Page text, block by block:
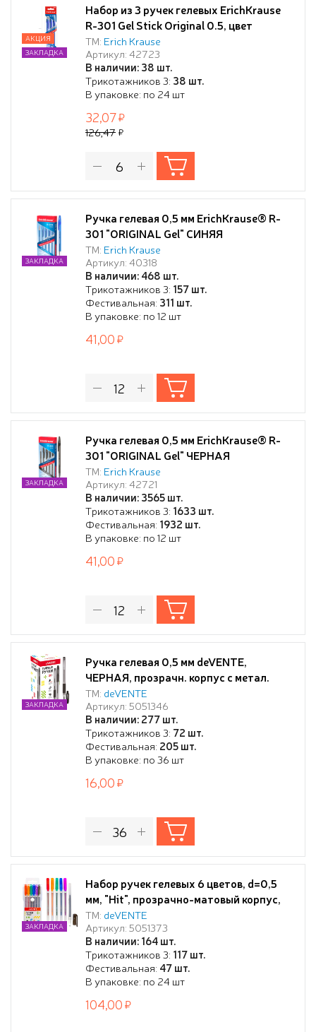
Набор из 3 ручек гелевых ErichKrause
R-301 Gel Stick Original 0.5, цвет
чернил: синий (в пакете)
ТМ: Erich Krause
Артикул: 42723
В наличии: 38 шт.
Трикотажников 3: 38 шт.
В упаковке: по 24 шт
АКЦИЯ
ЗАКЛАДКА
32,07
126,47
Ручка гелевая 0,5 мм ErichKrause® R-
301 "ORIGINAL Gel" СИНЯЯ
ТМ: Erich Krause
Артикул: 40318
В наличии: 468 шт.
Трикотажников 3: 157 шт.
Фестивальная: 311 шт.
В упаковке: по 12 шт
ЗАКЛАДКА
41,00
Ручка гелевая 0,5 мм ErichKrause® R-
301 "ORIGINAL Gel" ЧЕРНАЯ
ТМ: Erich Krause
Артикул: 42721
В наличии: 3565 шт.
Трикотажников 3: 1633 шт.
Фестивальная: 1932 шт.
В упаковке: по 12 шт
ЗАКЛАДКА
41,00
Ручка гелевая 0,5 мм deVENTE,
ЧЕРНАЯ, прозрачн. корпус с метал.
наконечником и держат
ТМ: deVENTE
Артикул: 5051346
В наличии: 277 шт.
Трикотажников 3: 72 шт.
Фестивальная: 205 шт.
В упаковке: по 36 шт
ЗАКЛАДКА
16,00
Набор ручек гелевых 6 цветов, d=0,5
мм, "Hit", прозрачно-матовый корпус,
сменный стержень, в пластиковом
блистере
ТМ: deVENTE
Артикул: 5051373
В наличии: 164 шт.
Трикотажников 3: 117 шт.
Фестивальная: 47 шт.
В упаковке: по 24 шт
ЗАКЛАДКА
104,00